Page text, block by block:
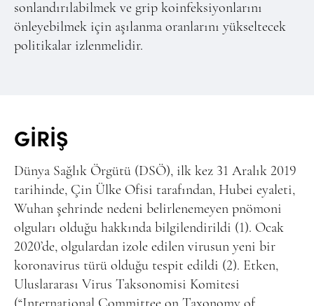
sonlandırılabilmek ve grip koinfeksiyonlarını
önleyebilmek için aşılanma oranlarını yükseltecek
politikalar izlenmelidir.
GİRİŞ
Dünya Sağlık Örgütü (DSÖ), ilk kez 31 Aralık 2019
tarihinde, Çin Ülke Ofisi tarafından, Hubei eyaleti,
Wuhan şehrinde nedeni belirlenemeyen pnömoni
olguları olduğu hakkında bilgilendirildi (1). Ocak
2020’de, olgulardan izole edilen virusun yeni bir
koronavirus türü olduğu tespit edildi (2). Etken,
Uluslararası Virus Taksonomisi Komitesi